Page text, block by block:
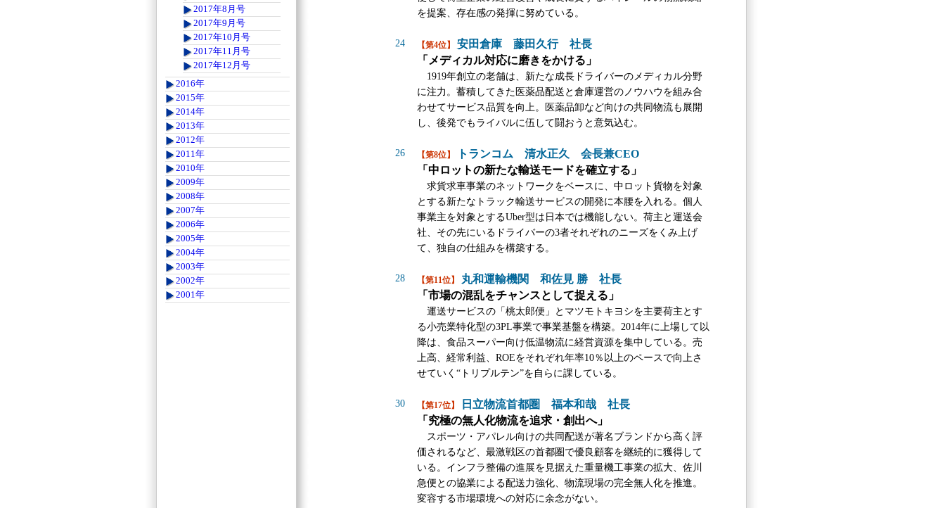
を提案、存在感の発揮に努めている。
24 【第4位】 安田倉庫 藤田久行 社長
「メディカル対応に磨きをかける」
1919年創立の老舗は、新たな成長ドライバーのメディカル分野
に注力。蓄積してきた医薬品配送と倉庫運営のノウハウを組み合
わせてサービス品質を向上。医薬品卸など向けの共同物流も展開
し、後発でもライバルに伍して闘おうと意気込む。
26 【第8位】
トランコム 清水正久 会長兼CEO
「中ロットの新たな輸送モードを確立する」
求貨求車事業のネットワークをベースに、中ロット貨物を対象
とする新たなトラック輸送サービスの開発に本腰を入れる。個人
事業主を対象とするUber型は日本では機能しない。荷主と運送会
社、その先にいるドライバーの3者それぞれのニーズをくみ上げ
て、独自の仕組みを構築する。
28 【第11位】 丸和運輸機関 和佐見 勝 社長
「市場の混乱をチャンスとして捉える」
運送サービスの「桃太郎便」とマツモトキヨシを主要荷主とす
る小売業特化型の3PL事業で事業基盤を構築。2014年に上場して以
降は、食品スーパー向け低温物流に経営資源を集中している。売
上高、経常利益、ROEをそれぞれ年率10％以上のペースで向上さ
せていく“トリプルテン”を自らに課している。
30 【第17位】
日立物流首都圏 福本和哉 社長
「究極の無人化物流を追求・創出へ」
スポーツ・アパレル向けの共同配送が著名ブランドから高く評
価されるなど、最激戦区の首都圏で優良顧客を継続的に獲得して
いる。インフラ整備の進展を見据えた重量機工事業の拡大、佐川
急便との協業による配送力強化、物流現場の完全無人化を推進。
変容する市場環境への対応に余念がない。
2017年8月号
2017年9月号
2017年10月号
2017年11月号
2017年12月号
2016年
2015年
2014年
2013年
2012年
2011年
2010年
2009年
2008年
2007年
2006年
2005年
2004年
2003年
2002年
2001年